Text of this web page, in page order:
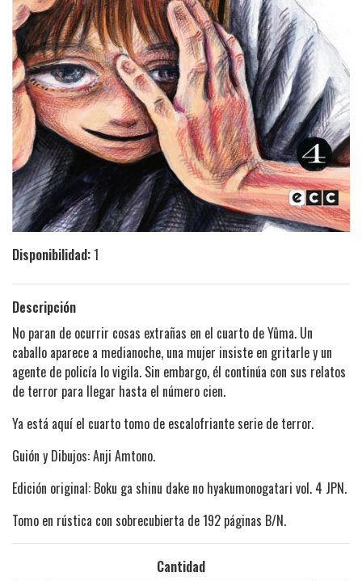
Disponibilidad:1
Descripción
No paran de ocurrir cosas extrañas en el cuarto de Yûma. Un
caballo aparece a medianoche, una mujer insiste en gritarle y un
agente de policía lo vigila. Sin embargo, él continúa con sus relatos
de terror para llegar hasta el número cien.
Ya está aquí el cuarto tomo de escalofriante serie de terror.
Guión y Dibujos: Anji Amtono.
Edición original: Boku ga shinu dake no hyakumonogatari vol. 4 JPN.
Tomo en rústica con sobrecubierta de 192 páginas B/N.
Cantidad